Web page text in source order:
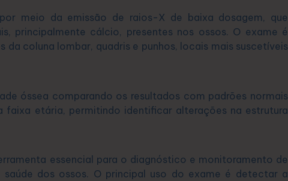
meio da emissão de raios-X de baixa dosagem, que
principalmente cálcio, presentes nos ossos. O exame é
da coluna lombar, quadris e punhos, locais mais suscetíveis
óssea comparando os resultados com padrões normais
faixa etária, permitindo identificar alterações na estrutura
essencial para o diagnóstico e monitoramento de
dos ossos. O principal uso do exame é detectar a